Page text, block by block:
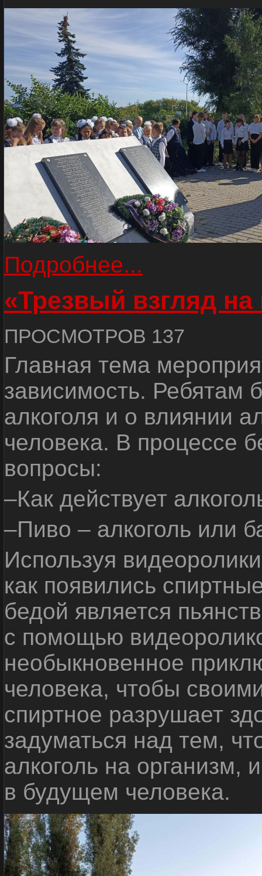
Подробнее...
«Трезвый взгляд на
ПРОСМОТРОВ 137
Главная тема
зависимость. Ребятам
алкоголя и о влиянии
человека. В процессе
вопросы:
–Как действует
–Пиво – алкоголь или
Используя
как появились
бедой является
с помощью
необыкновенное
человека, чтобы
спиртное разрушает
задуматься над тем,
алкоголь на организм,
в будущем человека.